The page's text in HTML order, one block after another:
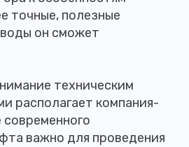
точные, полезные
он сможет
техническим
располагает компания-
важно для проведения